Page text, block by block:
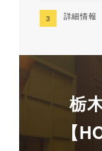
詳細情報
栃
【